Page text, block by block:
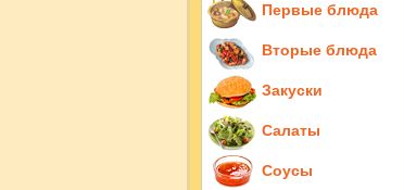
Первые блюда
Вторые блюда
Закуски
Салаты
Соусы